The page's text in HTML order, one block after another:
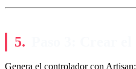
Genera el controlador con Artisan: